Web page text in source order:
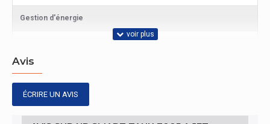
Gestion d'énergie
Impression directe
Avis
ÉCRIRE UN AVIS